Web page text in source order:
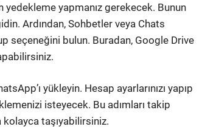
yedekleme yapmanız gerekecek. Bunun
Ardından, Sohbetler veya Chats
seçeneğini bulun. Buradan, Google Drive
yükleyin. Hesap ayarlarınızı yapıp
isteyecek. Bu adımları takip
kolayca taşıyabilirsiniz.